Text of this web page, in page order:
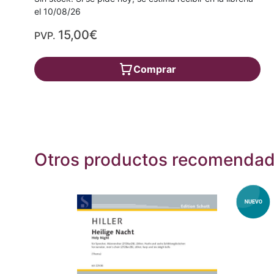
el 10/08/26
PVP. 15,00€
Comprar
Otros productos